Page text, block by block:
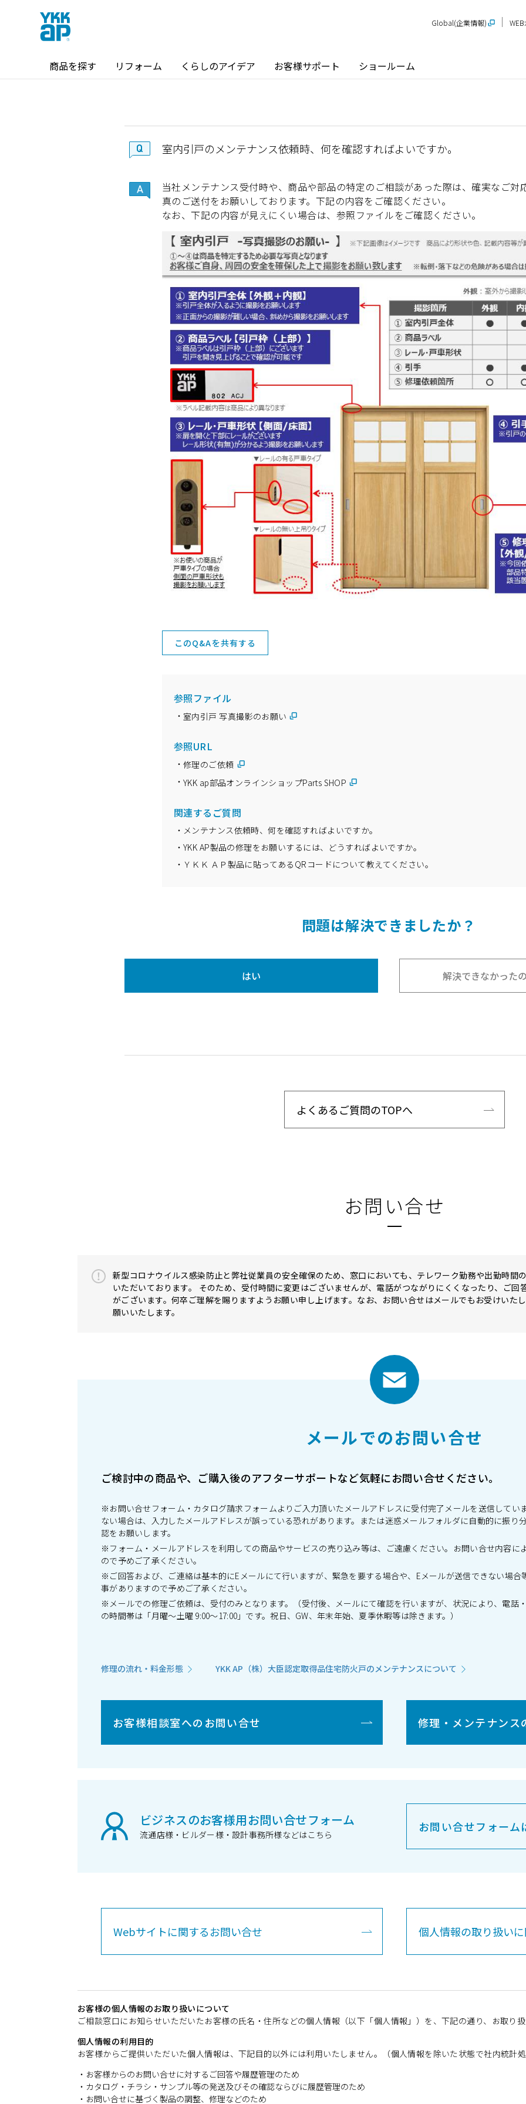
商品を探す
窓・サッシ / シャッター 玄関ドア / 引戸 インテリア建材
商品名から探す
商品えらびのお手伝い
リフォーム くらしのアイデア お客様サポート ショールーム
甲信越
新潟 SR 長野 PR
関
北陸
金沢 SR 富山 PR 福井 PR
近
大
四国
高松 SR 愛媛
九
福
ショールームに行く前に
ショールームご見学ガイド リフォー
おうち de ショールーム
ショールームに関するよくあるご質問
Global(企業情報)
室内引戸のメンテナンス依頼時、何を確認すればよいですか。
当社メンテナンス受付時や、商品や部品の特定のご相談があった際は、確実なご対
真のご送付をお願いしております。下記の内容をご確認ください。
なお、下記の内容が見えにくい場合は、参照ファイルをご確認ください。
このQ&Aを共有する
参照ファイル
室内引戸 写真撮影のお願い
参照URL
修理のご依頼
YKK ap部品オンラインショップParts SHOP
関連するご質問
メンテナンス依頼時、何を確認すればよいですか。
YKK AP製品の修理をお願いするには、どうすればよいですか。
ＹＫＫ ＡＰ製品に貼ってあるQRコードについて教えてください。
問題は解決できましたか ？
はい 解決できなかった
よくあるご質問のTOPへ
お問い合せ
新型コロナウイルス感染防止と弊社従業員の安全確保のため、窓口においても、テレワーク勤務や出勤時間
いただいております。 そのため、受付時間に変更はございませんが、電話がつながりにくくなったり、ご
がございます。何卒ご理解を賜りますようお願い申し上げます。なお、お問い合せはメールでもお受けいた
願いいたします。
メールでのお問い合せ
ご検討中の商品や、ご購入後のアフターサポートなど気軽にお問い合せください。
※お問い合せフォーム・カタログ請求フォームよりご入力頂いたメールアドレスに受付完了メールを送信してい
ない場合は、入力したメールアドレスが誤っている恐れがあります。または迷惑メールフォルダに自動的に振り
認をお願いします。
※フォーム・メールアドレスを利用しての商品やサービスの売り込み等は、ご遠慮ください。お問い合せ内容に
ので予めご了承ください。
※ご回答および、ご連絡は基本的にEメールにて行いますが、緊急を要する場合や、Eメールが送信できない場合
事がありますので予めご了承ください。
※メールでの修理ご依頼は、受付のみとなります。（受付後、メールにて確認を行いますが、状況により、電話
の時間帯は「月曜～土曜 9:00～17:00」です。祝日、GW、年末年始、夏季休暇等は除きます。）
修理の流れ・料金形態 YKK AP（株）大臣認定取得品住宅防火戸のメンテナンスについて
お客様相談室へのお問い合せ 修理・メンテナンス
ビジネスのお客様用お問い合せフォーム
流通店様・ビルダー様・設計事務所様などはこちら
お問い合せフォーム
Webサイトに関するお問い合せ 個人情報の取り扱い
お客様の個人情報のお取り扱いについて
ご相談窓口にお知らせいただいたお客様の氏名・住所などの個人情報（以下「個人情報」）を、下記の通り、お取り扱
個人情報の利用目的
お客様からご提供いただいた個人情報は、下記目的以外には利用いたしません。（個人情報を除いた状態で社内統計
・お客様からのお問い合せに対するご回答や履歴管理のため
・カタログ・チラシ・サンプル等の発送及びその確認ならびに履歴管理のため
・お問い合せに基づく製品の調整、修理などのため